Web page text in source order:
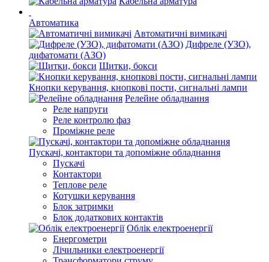
Автоматика
Автоматичні вимикачі
Дифреле (УЗО),
дифатомати (АЗО)
Щитки, бокси
Кнопки керування, кнопкові пости, сигнальні лампи
Релейне обладнання
Реле напруги
Реле контролю фаз
Проміжне реле
Пускачі, контактори та допоміжне обладнання
Пускачі
Контактори
Теплове реле
Котушки керування
Блок затримки
Блок додаткових контактів
Облік електроенергії
Енергометри
Лічильники електроенергії